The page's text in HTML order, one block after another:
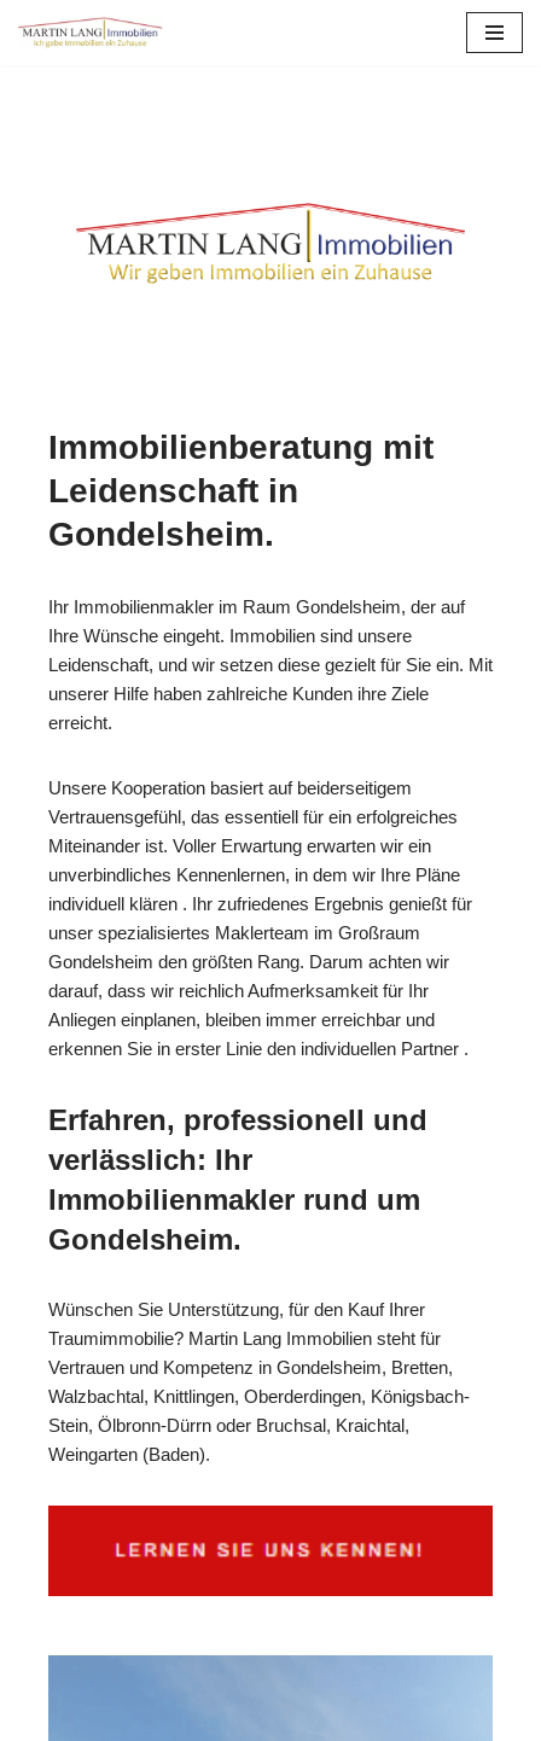
Immobilienberatung mit
Leidenschaft in
Gondelsheim.
Ihr Immobilienmakler im Raum Gondelsheim, der auf
Ihre Wünsche eingeht. Immobilien sind unsere
Leidenschaft, und wir setzen diese gezielt für Sie ein. Mit
unserer Hilfe haben zahlreiche Kunden ihre Ziele
erreicht.
Unsere Kooperation basiert auf beiderseitigem
Vertrauensgefühl, das essentiell für ein erfolgreiches
Miteinander ist. Voller Erwartung erwarten wir ein
unverbindliches Kennenlernen, in dem wir Ihre Pläne
individuell klären . Ihr zufriedenes Ergebnis genießt für
unser spezialisiertes Maklerteam im Großraum
Gondelsheim den größten Rang. Darum achten wir
darauf, dass wir reichlich Aufmerksamkeit für Ihr
Anliegen einplanen, bleiben immer erreichbar und
erkennen Sie in erster Linie den individuellen Partner .
Erfahren, professionell und
verlässlich: Ihr
Immobilienmakler rund um
Gondelsheim.
Wünschen Sie Unterstützung, für den Kauf Ihrer
Traumimmobilie? Martin Lang Immobilien steht für
Vertrauen und Kompetenz in Gondelsheim, Bretten,
Walzbachtal, Knittlingen, Oberderdingen, Königsbach-
Stein, Ölbronn-Dürrn oder Bruchsal, Kraichtal,
Weingarten (Baden).